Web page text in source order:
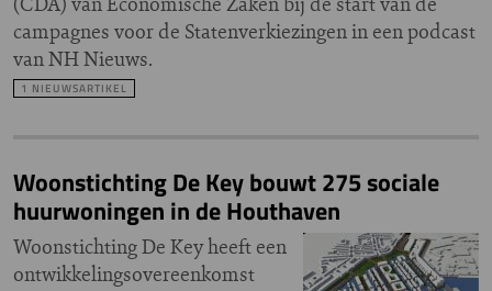
campagnes voor de Statenverkiezingen in een podcast
van NH Nieuws.
1 NIEUWSARTIKEL
Woonstichting De Key bouwt 275 sociale
huurwoningen in de Houthaven
Woonstichting De Key heeft een
ontwikkelingsovereenkomst